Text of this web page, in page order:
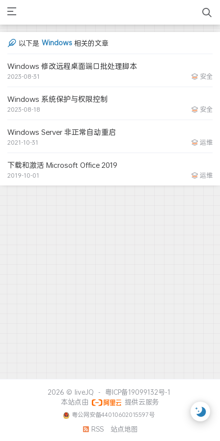
以下是 Windows 相关的文章
Windows 修改远程桌面端口批处理脚本
2023-08-31 安全
Windows 系统保护与权限控制
2023-08-18 安全
Windows Server 非正常自动重启
2021-10-31 运维
下载和激活 Microsoft Office 2019
2019-10-01 运维
2026 © liveJQ - 粤ICP备19099132号-1
本站点由
提供云服务
粤公网安备44010602015597号
RSS 站点地图